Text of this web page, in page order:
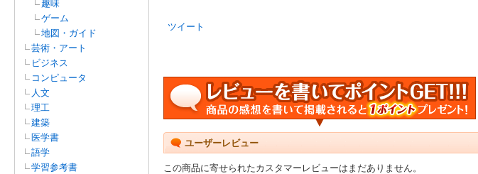
趣味
ゲーム
地図・ガイド
芸術・アート
ビジネス
コンピュータ
人文
理工
建築
医学書
語学
学習参考書
ツイート
ユーザーレビュー
この商品に寄せられたカスタマーレビューはまだありません。